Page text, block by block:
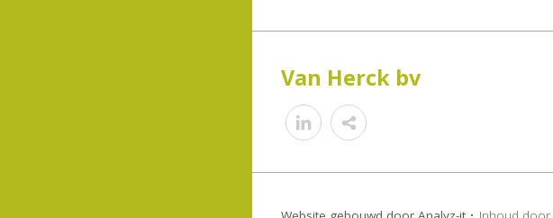
Van Herck bv
Share